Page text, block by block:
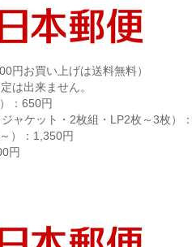
円お買い上げは送料無料）
は出来ません。
：650円
ャケット・2枚組・LP2枚～3枚）
）：1,350円
円